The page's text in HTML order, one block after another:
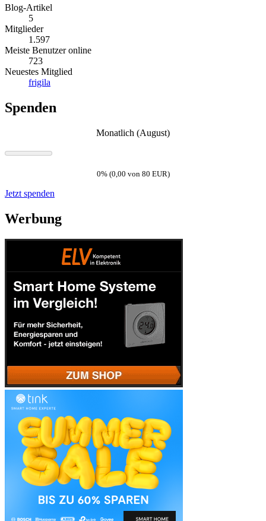
Blog-Artikel
5
Mitglieder
1.597
Meiste Benutzer online
723
Neuestes Mitglied
frigila
Spenden
Monatlich (August)
0% (0,00 von 80 EUR)
Jetzt spenden
Werbung